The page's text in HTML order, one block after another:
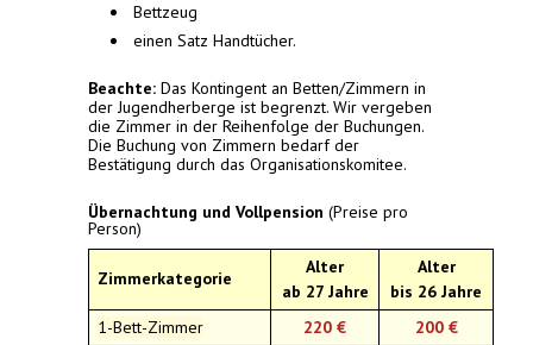
Bettzeug
einen Satz Handtücher.
Beachte: Das Kontingent an Betten/Zimmern in
der Jugendherberge ist begrenzt. Wir vergeben
die Zimmer in der Reihenfolge der Buchungen.
Die Buchung von Zimmern bedarf der
Bestätigung durch das Organisationskomitee.
Übernachtung und Vollpension (Preise pro
Person)
Zimmerkategorie
Alter
ab 27 Jahre
Alter
bis 26 Jahre
1-Bett-Zimmer
220 €
200 €